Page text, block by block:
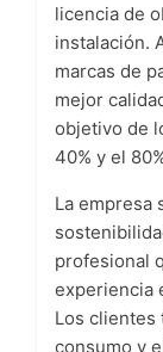
licencia de
instalación.
marcas de
mejor
objetivo de
40% y el
La empresa
profesional
experiencia
Los clientes
consumo y